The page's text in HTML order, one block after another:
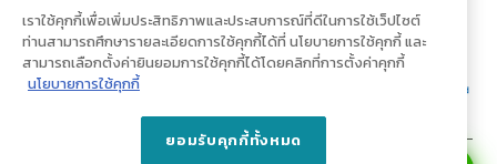
เราใช้คุกกี้เพื่อเพิ่มประสิทธิภาพและประสบการณ์ที่ดีในการใช้เว็ปไซต์
ท่านสามารถศึกษารายละเอียดการใช้คุกกี้ได้ที่ นโยบายการใช้คุกกี้ และ
สามารถเลือกตั้งค่ายินยอมการใช้คุกกี้ได้โดยคลิกที่การตั้งค่าคุกกี้
นโยบายการใช้คุกกี้
ยอมรับคุกกี้ทั้งหมด